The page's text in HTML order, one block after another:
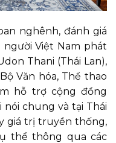
nghênh, đánh giá
Việt Nam phát
Thani (Thái Lan),
Văn hóa, Thể thao
hỗ trợ cộng đồng
nói chung và tại Thái
giá trị truyền thống,
thể thông qua các